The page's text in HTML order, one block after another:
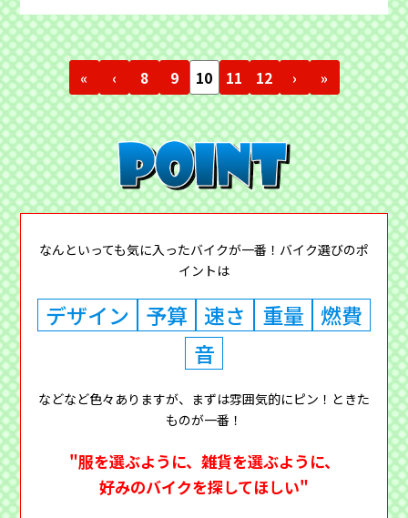
« ‹ 8 9 10 11 12 › »
なんといっても気に入ったバイクが一番！バイク選びのポ
イントは
デザイン 予算 速さ 重量 燃費
音
などなど色々ありますが、まずは雰囲気的にピン！ときた
ものが一番！
"服を選ぶように、雑貨を選ぶように、
好みのバイクを探してほしい"